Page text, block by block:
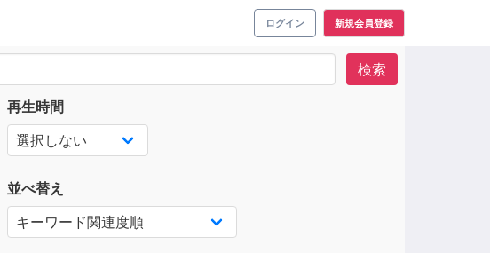
ログイン 新規会員登録
検索
再生時間
並べ替え